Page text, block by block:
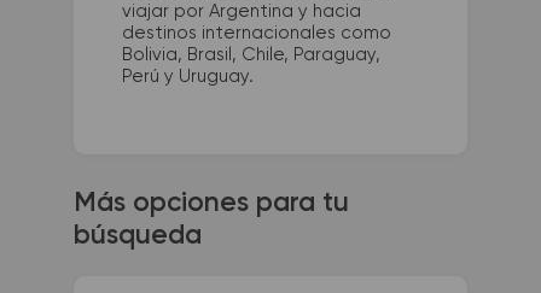
viajar por Argentina y hacia
destinos internacionales como
Bolivia, Brasil, Chile, Paraguay,
Perú y Uruguay.
Más opciones para tu
búsqueda